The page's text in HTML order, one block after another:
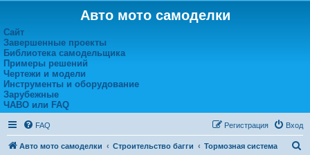
Авто мото самоделки
Сайт
Завершенные проекты
Библиотека самодельщика
Примеры решений
Чертежи и модели
Инструменты и оборудование
Зарубежные
ЧАВО или FAQ
FAQ Вход
Регистрация
Авто мото самоделки Строительство багги Тормозная система